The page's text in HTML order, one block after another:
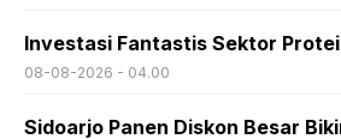
Investasi Fantastis Sektor
08-08-2026 - 04.00
Sidoarjo Panen Diskon Besar